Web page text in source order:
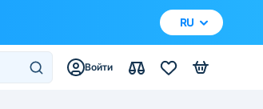
RU
Войти